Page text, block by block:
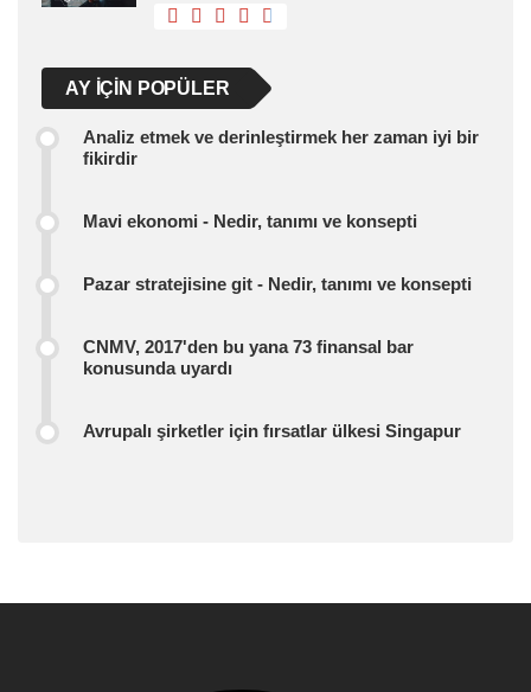
AY IÇIN POPÜLER
Analiz etmek ve derinleştirmek her zaman iyi bir
fikirdir
Mavi ekonomi - Nedir, tanımı ve konsepti
Pazar stratejisine git - Nedir, tanımı ve konsepti
CNMV, 2017'den bu yana 73 finansal bar
konusunda uyardı
Avrupalı ​​şirketler için fırsatlar ülkesi Singapur